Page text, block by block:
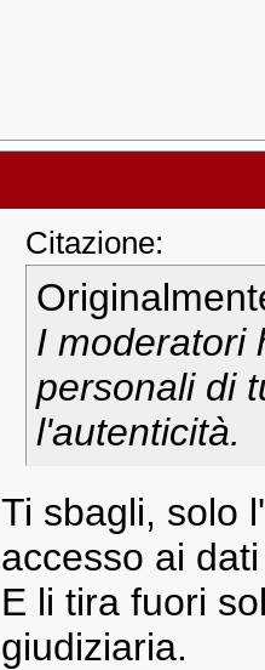
Citazione:
I moderatori
personali di
l'autenticità.
Ti sbagli, solo
accesso ai
E li tira fuori
giudiziaria.